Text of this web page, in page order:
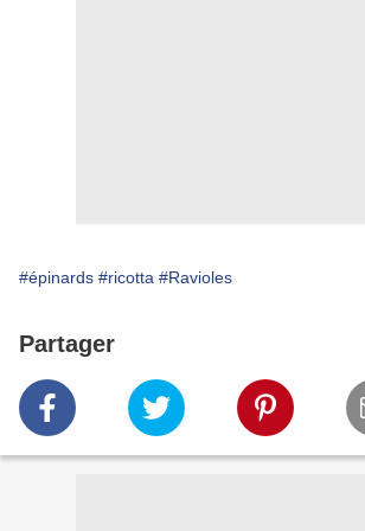
#épinards #ricotta #Ravioles
Partager